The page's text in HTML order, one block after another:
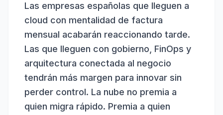
Las empresas españolas que lleguen a
cloud con mentalidad de factura
mensual acabarán reaccionando tarde.
Las que lleguen con gobierno, FinOps y
arquitectura conectada al negocio
tendrán más margen para innovar sin
perder control. La nube no premia a
quien migra rápido. Premia a quien